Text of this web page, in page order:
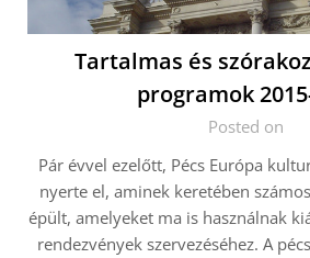
Tartalmas és
programok
Posted on
Pár évvel ezelőtt, Pécs Európa
nyerte el, aminek keretében
épült, amelyeket ma is használnak
rendezvények szervezéséhez. A